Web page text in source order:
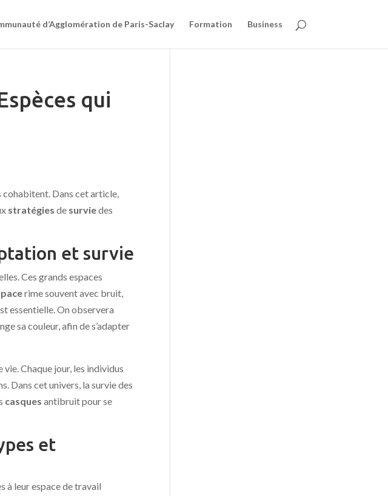
d’Agglomération de Paris-Saclay Formation Business
qui
cohabitent. Dans cet article,
stratégies de surviedes
et survie
Ces grands espaces
rime souvent avec bruit,
essentielle. On observera
sa couleur, afin de s’adapter
Chaque jour, les individus
Dans cet univers, la survie des
casques antibruit pour se
et
à leur espace de travail